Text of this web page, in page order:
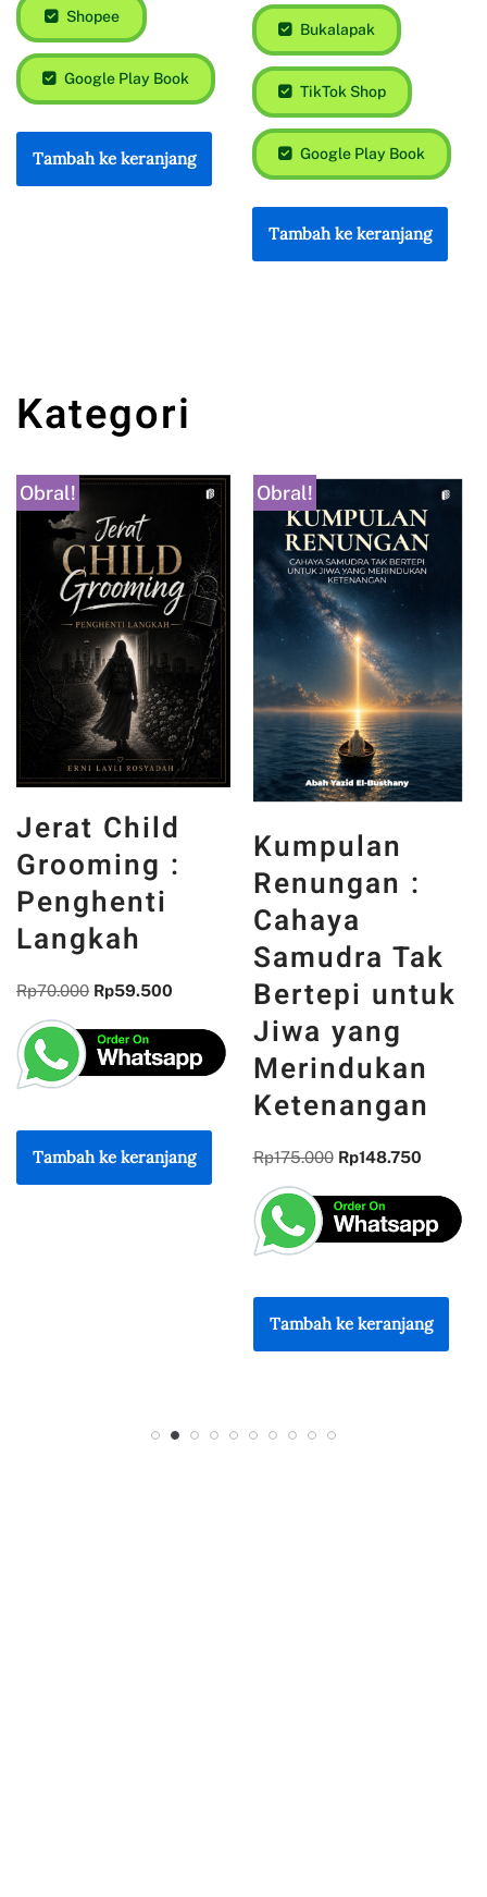
Shopee
Google Play Book
Tambah ke keranjang
Bukalapak
TikTok Shop
Google Play Book
Tambah ke keranjang
Kategori
Obral!
Kumpulan
Renungan :
Cahaya
Samudra Tak
Bertepi untuk
Jiwa yang
Merindukan
Rp175.000 Rp148.750
Obral!
Untuk Masa
Depan :
Secercah
Kontribusi
dari Bidang
Informatika
Rp85.000 Rp72.250
Tambah ke keranjang